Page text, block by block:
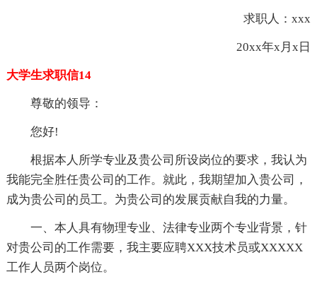
求职人：xxx
20xx年x月x日
大学生求职信14
尊敬的领导：
您好!
根据本人所学专业及贵公司所设岗位的要求，我认为
我能完全胜任贵公司的工作。就此，我期望加入贵公司，
成为贵公司的员工。为贵公司的发展贡献自我的力量。
一、本人具有物理专业、法律专业两个专业背景，针
对贵公司的工作需要，我主要应聘XXX技术员或XXXXX
工作人员两个岗位。